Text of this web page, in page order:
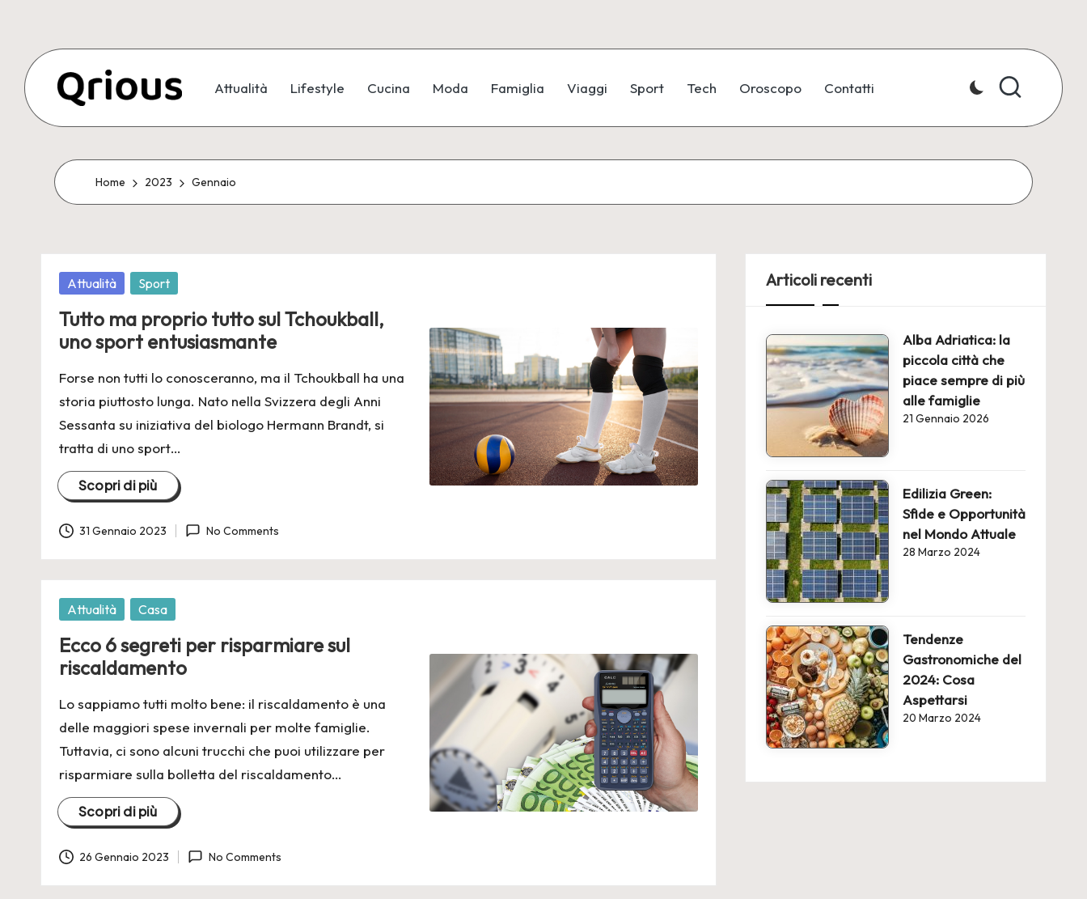
content
Attualità Lifestyle Cucina Moda Famiglia Viaggi Sport Tech Oroscopo Contatti
Home 2023 Gennaio
Posted
Attualità Sport
Tutto ma proprio tutto sul Tchoukball,
uno sport entusiasmante
Forse non tutti lo conosceranno, ma il Tchoukball ha una
storia piuttosto lunga. Nato nella Svizzera degli Anni
Sessanta su iniziativa del biologo Hermann Brandt, si
tratta di uno sport…
Scopri di più
31 Gennaio 2023 No Comments
Posted
Attualità Casa
Ecco 6 segreti per risparmiare sul
riscaldamento
Lo sappiamo tutti molto bene: il riscaldamento è una
delle maggiori spese invernali per molte famiglie.
Tuttavia, ci sono alcuni trucchi che puoi utilizzare per
risparmiare sulla bolletta del riscaldamento…
Scopri di più
26 Gennaio 2023 No Comments
Articoli recenti
Alba Adriatica: la
piccola città che
piace sempre di più
alle famiglie
21 Gennaio 2026
Edilizia Green:
Sfide e Opportunità
nel Mondo Attuale
28 Marzo 2024
Tendenze
Gastronomiche del
2024: Cosa
Aspettarsi
20 Marzo 2024